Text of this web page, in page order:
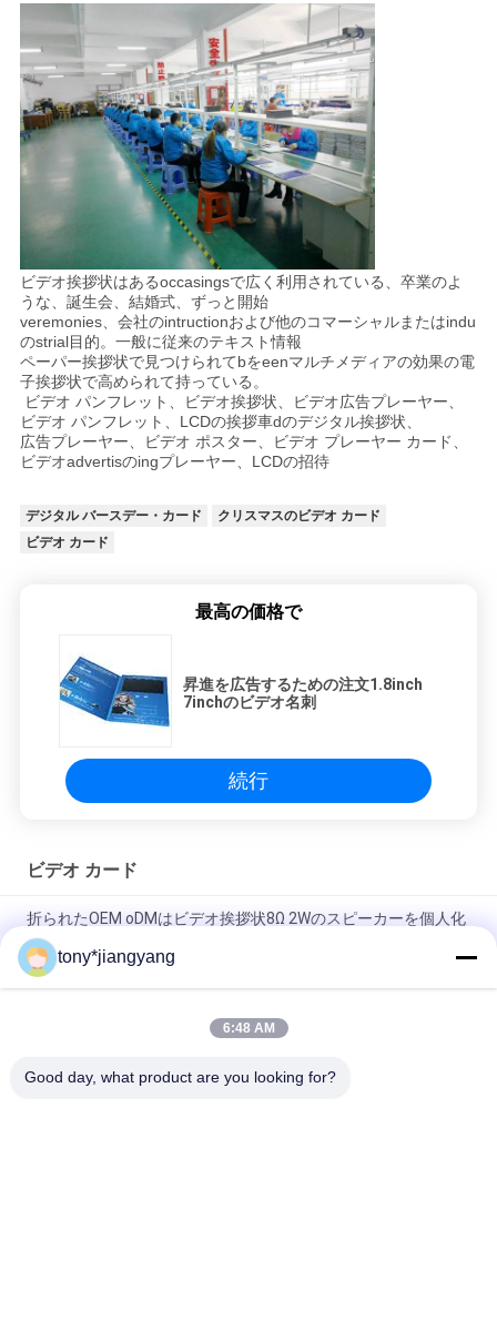
ビデオ挨拶状はあるoccasingsで広く利用されている、卒業のよ
うな、誕生会、結婚式、ずっと開始
veremonies、会社のintructionおよび他のコマーシャルまたはindu
のstrial目的。一般に従来のテキスト情報
ペーパー挨拶状で見つけられてbをeenマルチメディアの効果の電
子挨拶状で高められて持っている。
ビデオ パンフレット、ビデオ挨拶状、ビデオ広告プレーヤー、
ビデオ パンフレット、LCDの挨拶車dのデジタル挨拶状、
広告プレーヤー、ビデオ ポスター、ビデオ プレーヤー カード、
ビデオadvertisのingプレーヤー、LCDの招待
デジタル バースデー・カード
クリスマスのビデオ カード
ビデオ カード
最高の価格で
昇進を広告するための注文1.8inch
7inchのビデオ名刺
続行
ビデオ カード
折られたOEM oDMはビデオ挨拶状8Ω 2Wのスピーカーを個人化
した
7inch IPS 1024*600 TFT LCDのUSBポートが付いているビデオ
tony*jiangyang
6:48 AM
Good day, what product are you looking for?